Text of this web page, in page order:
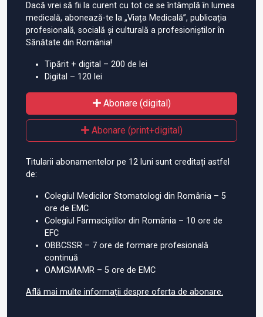
Dacă vrei să fii la curent cu tot ce se întâmplă în lumea
medicală, abonează-te la „Viața Medicală”, publicația
profesională, socială și culturală a profesioniștilor în
Sănătate din România!
Tipărit + digital – 200 de lei
Digital – 120 lei
Abonare (digital)
Abonare (print+digital)
Titularii abonamentelor pe 12 luni sunt creditați astfel
de:
Colegiul Medicilor Stomatologi din România – 5
ore de EMC
Colegiul Farmaciștilor din România – 10 ore de
EFC
OBBCSSR – 7 ore de formare profesională
continuă
OAMGMAMR – 5 ore de EMC
Află mai multe informații despre oferta de abonare.